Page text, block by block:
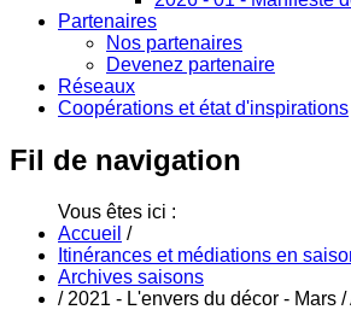
Partenaires
Nos partenaires
Devenez partenaire
Réseaux
Coopérations et état d'inspirations
Fil de navigation
Vous êtes ici :
Accueil /
Itinérances et médiations en
Archives saisons
/ 2021 - L'envers du décor - Mars /